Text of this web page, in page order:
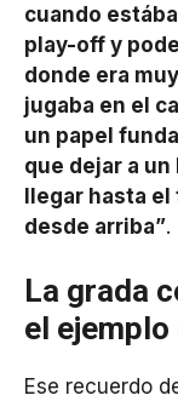
cuando
play-off y
donde era
jugaba en el
un papel
que dejar a
llegar hasta el
desde arriba”.
La grada
el ejemplo
Ese recuerdo